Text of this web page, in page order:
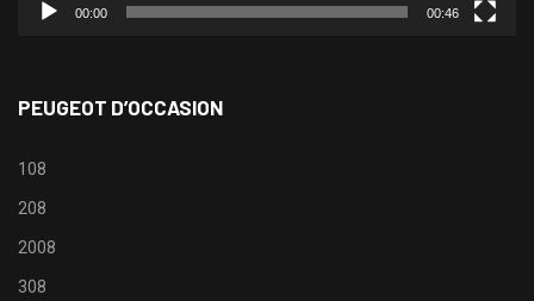
00:00 00:46
PEUGEOT D’OCCASION
108
208
2008
308